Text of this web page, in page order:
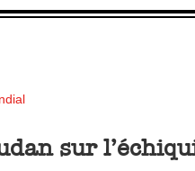
sur